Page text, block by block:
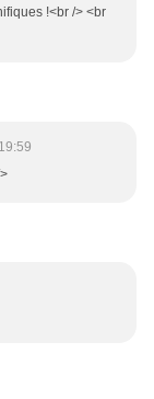
!<br /> <br